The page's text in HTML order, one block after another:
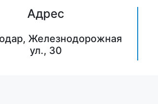
Адрес
Железнодорожная
ул., 30